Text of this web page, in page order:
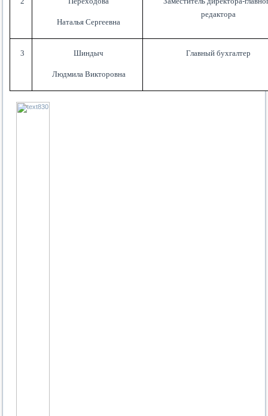
Наталья Сергеевна
редактора
3 Шиндыч
Людмила Викторовна
Главный бухгалтер